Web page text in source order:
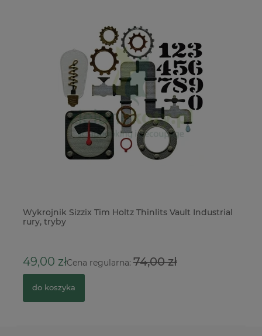
Wykrojnik Sizzix Tim Holtz Thinlits Vault Industrial
rury, tryby
49,00 złCena regularna:74,00 zł
do koszyka